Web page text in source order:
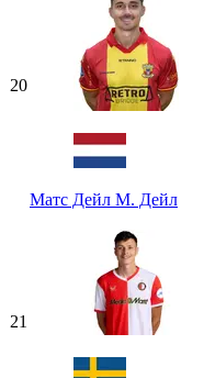
20
Матс Дейл М. Дейл
21